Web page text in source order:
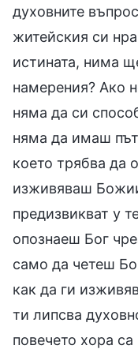
духовните
житейския си
истината, нима
намерения? Ако
няма да си
няма да имаш
което трябва да
изживяваш
предизвикват у
опознаеш Бог
само да четеш
как да ги
ти липсва
повечето хора